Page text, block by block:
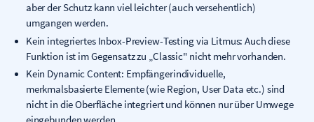
aber der Schutz kann viel leichter (auch versehentlich)
umgangen werden.
Kein integriertes Inbox-Preview-Testing via Litmus: Auch diese
Funktion ist im Gegensatz zu „Classic" nicht mehr vorhanden.
Kein Dynamic Content: Empfängerindividuelle,
merkmalsbasierte Elemente (wie Region, User Data etc.) sind
nicht in die Oberfläche integriert und können nur über Umwege